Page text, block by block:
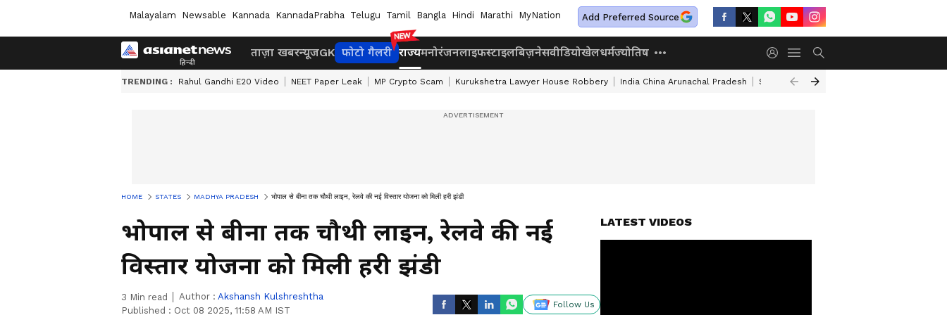
Malayalam Newsable Kannada KannadaPrabha Telugu Tamil Bangla Hindi Marathi MyNation Add Preferred Source
ताज़ा खबरन्यूजGK फोटो गैलरी राज्यमनोरंजनलाइफस्टाइलबिज़नेसवीडियोखेलधर्मज्योतिष
TRENDING : Rahul Gandhi E20 Video NEET Paper Leak MP Crypto Scam Kurukshetra Lawyer House Robbery India China Arunachal Pradesh Saudi Turkey Pakistan Defense Pact
HOME STATES MADHYA PRADESH भोपाल से बीना तक चौथी लाइन, रेलवे की नई विस्तार योजना को मिली हरी झंडी
भोपाल से बीना तक चौथी लाइन, रेलवे की नई
विस्तार योजना को मिली हरी झंडी
3 Min read Author : Akshansh Kulshreshtha
Published : Oct 08 2025, 11:58 AM IST
Follow Us
LATEST VIDEOS